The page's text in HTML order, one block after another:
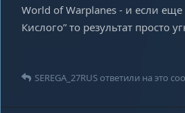
World of Warplanes - и если еще
Кислого” то результат просто
SEREGA_27RUS ответили на это